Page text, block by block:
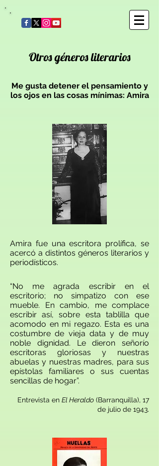
Otros géneros literarios
Me gusta detener el pensamiento y
los ojos en las cosas mínimas: Amira
Amira fue una escritora prolífica, se
acercó a distintos géneros literarios y
periodísticos.
“No me agrada escribir en el
escritorio; no simpatizo con ese
mueble. En cambio, me complace
escribir así, sobre esta tablilla que
acomodo en mi regazo. Esta es una
costumbre de vieja data y de muy
noble dignidad. Le dieron señorío
escritoras gloriosas y nuestras
abuelas y nuestras madres, para sus
epístolas familiares o sus cuentas
sencillas de hogar”.
Entrevista en El Heraldo (Barranquilla), 17
de julio de 1943.